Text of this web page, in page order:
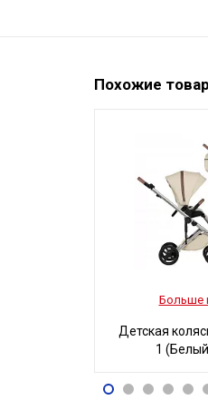
Похожие
Больше
Детская
1
96